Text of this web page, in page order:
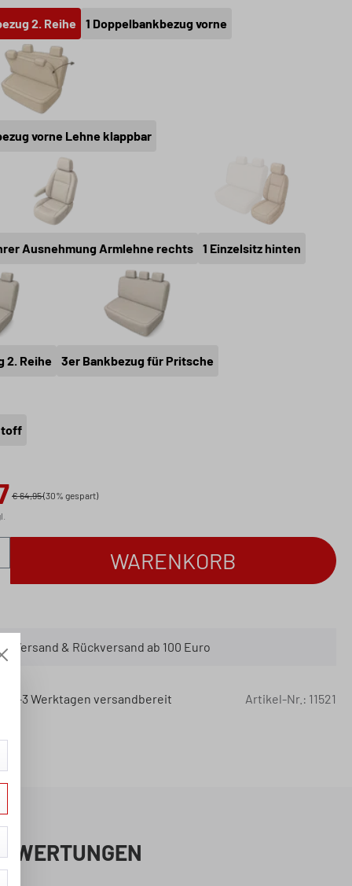
2. Reihe 1 Doppelbankbezug vorne
vorne Lehne klappbar
1 Doppelbankbezug vorne Lehne klappbar
Ausnehmung Armlehne rechts
1 Einzelsitz Fahrer Ausnehmung Armlehne rechts
1 Einzelsitz hinten
1 Einzelsitz hinten
2. Reihe
Bankbezug 2. Reihe
3er Bankbezug für Pritsche
3er Bankbezug für Pritsche
€ 64,95(30% gespart)
Gib den gewünschten Wert ein
WARENKORB
Versand & Rückversand ab 100 Euro
2-3 Werktagen versandbereit Artikel-Nr.: 11521